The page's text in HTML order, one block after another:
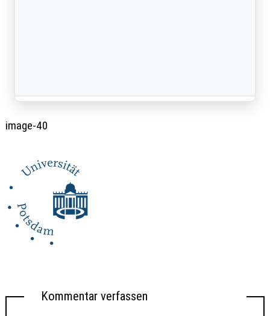
image-40
Kommentar verfassen